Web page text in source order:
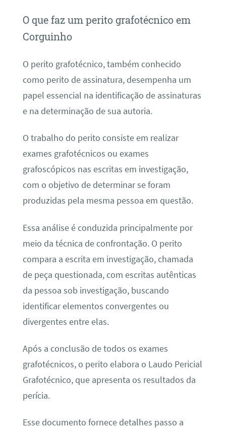
O que faz um perito grafotécnico em
Corguinho
O perito grafotécnico, também conhecido
como perito de assinatura, desempenha um
papel essencial na identificação de assinaturas
e na determinação de sua autoria.
O trabalho do perito consiste em realizar
exames grafotécnicos ou exames
grafoscópicos nas escritas em investigação,
com o objetivo de determinar se foram
produzidas pela mesma pessoa em questão.
Essa análise é conduzida principalmente por
meio da técnica de confrontação. O perito
compara a escrita em investigação, chamada
de peça questionada, com escritas autênticas
da pessoa sob investigação, buscando
identificar elementos convergentes ou
divergentes entre elas.
Após a conclusão de todos os exames
grafotécnicos, o perito elabora o Laudo Pericial
Grafotécnico, que apresenta os resultados da
perícia.
Esse documento fornece detalhes passo a